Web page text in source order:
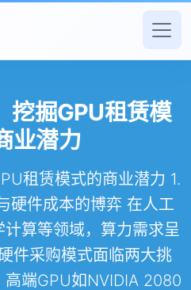
挖掘GPU租赁模
业潜力
租赁模式的商业潜力 1.
硬件成本的博弈 在人工
算等领域，算力需求呈
件采购模式面临两大挑
端GPU如NVIDIA 2080